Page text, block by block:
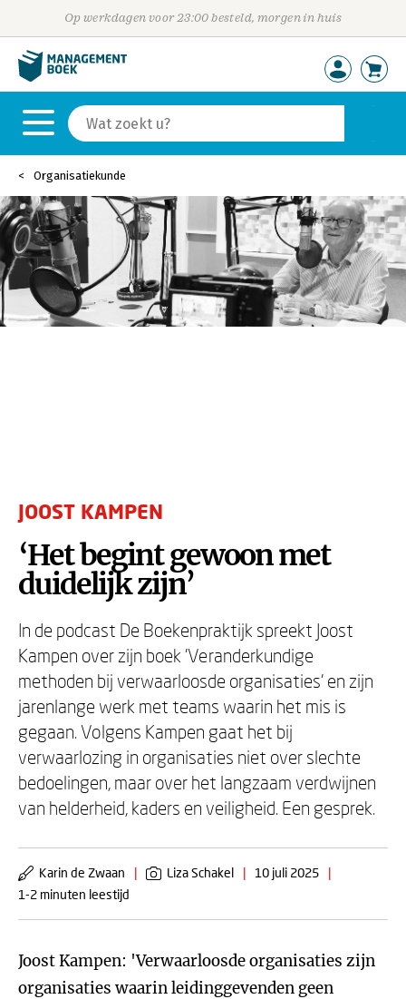
Op werkdagen voor 23:00 besteld, morgen in huis
Organisatiekunde
JOOST KAMPEN
‘Het begint gewoon met
duidelijk zijn’
In de podcast De Boekenpraktijk spreekt Joost
Kampen over zijn boek 'Veranderkundige
methoden bij verwaarloosde organisaties' en zijn
jarenlange werk met teams waarin het mis is
gegaan. Volgens Kampen gaat het bij
verwaarlozing in organisaties niet over slechte
bedoelingen, maar over het langzaam verdwijnen
van helderheid, kaders en veiligheid. Een gesprek.
Karin de Zwaan | Liza Schakel | 10 juli 2025
|
1-2 minuten leestijd
Joost Kampen: 'Verwaarloosde organisaties zijn
organisaties waarin leidinggevenden geen